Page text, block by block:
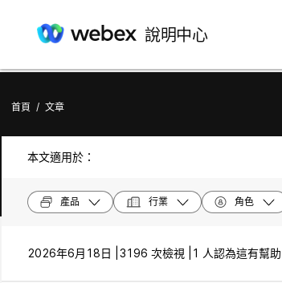
說明中心
首頁 / 文章
本文適用於：
產品 行業 角色
2026年6月18日 | 3196 次檢視 | 1 人認為這有幫助